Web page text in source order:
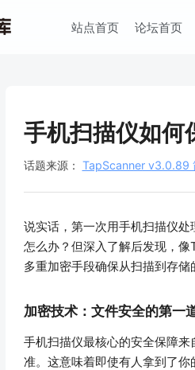
站点首页 论坛首页
手机扫描仪如何
话题来源： TapScanner v3.0.89
说实话，第一次用手机扫描仪
怎么办？但深入了解后发现，
多重加密手段确保从扫描到存
加密技术：文件安全的第一
手机扫描仪最核心的安全保障
准。这意味着即使有人拿到了